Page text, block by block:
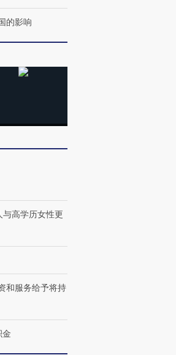
抗争将教
机”？难民潮撕裂西班牙
找100种
·第三对
CFO：不靠规模取胜，华
的影响
与高学历女性更
和服务给予将持
金